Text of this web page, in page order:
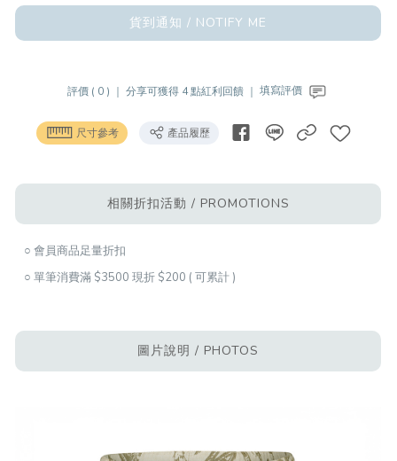
貨到通知 / NOTIFY ME
評價 ( 0 ) ｜ 分享可獲得 4 點紅利回饋 ｜ 填寫評價
尺寸參考 產品履歷
相關折扣活動 / PROMOTIONS
○ 會員商品足量折扣
○ 單筆消費滿 $3500 現折 $200 ( 可累計 )
圖片說明 / PHOTOS